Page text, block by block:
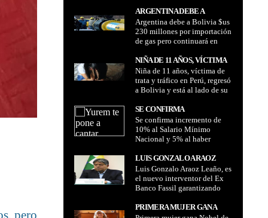
pero
ARGENTINA DEBE A
BOLIVIA $US 230
MILLONES POR
IMPORTACIÓN DE GAS
PERO CONTINUARÁ EN
AGOSTO Y SEPTIEMBRE
Argentina debe a Bolivia $us
230 millones por importación
de gas pero continuará en
NIÑA DE 11 AÑOS, VÍCTIMA
DE TRATA Y TRÁFICO EN
PERÚ, REGRESÓ A BOLIVIA
Y ESTÁ AL LADO DE SU
Niña de 11 años, víctima de
trata y tráfico en Perú, regresó
a Bolivia y está al lado de su
SE CONFIRMA
INCREMENTO DE 10% AL
SALARIO MÍNIMO
NACIONAL Y 5% AL HABER
Se confirma incremento de
10% al Salario Mínimo
Nacional y 5% al haber
LUIS GONZALO ARAOZ
LEAÑO, ES EL NUEVO
INTERVENTOR DEL EX
BANCO FASSIL
TÉCNICO Y PAGO DE
Luis Gonzalo Araoz Leaño, es
el nuevo interventor del Ex
Banco Fassil garantizando
salarios a ex trabajadores
PRIMERA MUJER GANA